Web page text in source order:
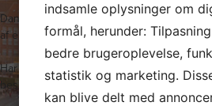
Dansk Ejendoms-Center ApS står klar til
af erhvervslokaler i København og på
Har du spørgsmål til vores arbejde, kan du
besked. Vi vender tilbage hurtigst muligt!
indsamle oplysninger om
formål, herunder:
bedre brugeroplevelse,
statistik og marketing.
kan blive delt med